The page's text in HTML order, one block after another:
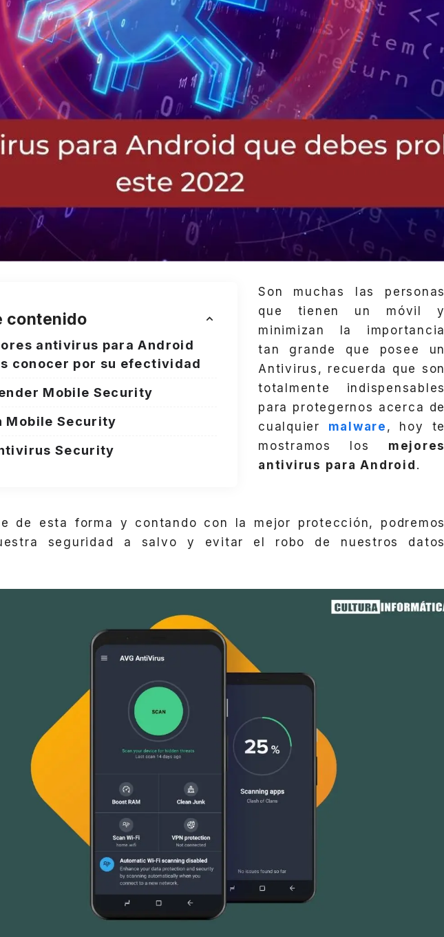
contenido
antivirus para Android
conocer por su efectividad
Mobile Security
Mobile Security
Security
Son muchas las personas
que tienen un móvil y
minimizan la importancia
tan grande que posee un
Antivirus, recuerda que son
totalmente indispensables
para protegernos acerca de
cualquier malware , hoy te
mostramos los mejores
antivirus para Android .
de esta forma y contando con la mejor protección, podremos
seguridad a salvo y evitar el robo de nuestros datos